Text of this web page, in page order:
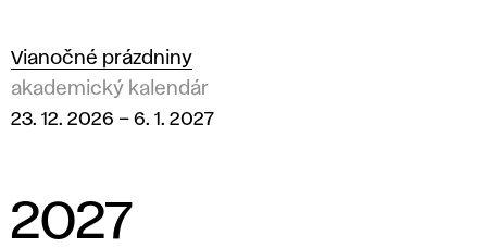
Vianočné prázdniny
akademický kalendár
23. 12. 2026 – 6. 1. 2027
2027